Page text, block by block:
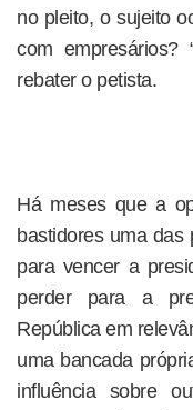
no pleito, o sujeito
com empresários?
rebater o petista.
Há meses que a
bastidores uma das
para vencer a
perder para a
República em
uma bancada
influência sobre